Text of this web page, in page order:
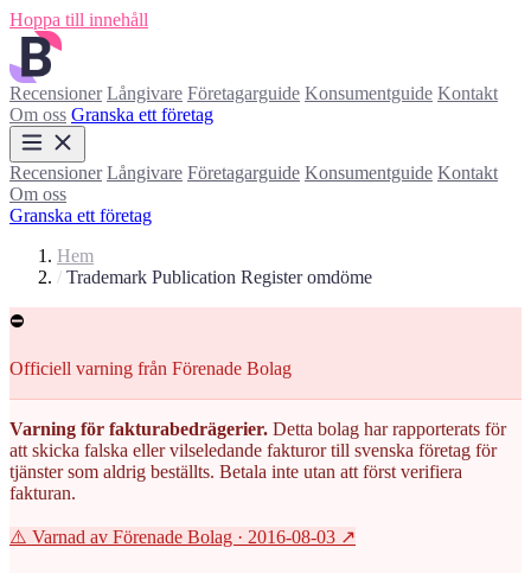
Hoppa till innehåll
Recensioner Långivare Företagarguide Konsumentguide Kontakt
Om oss Granska ett företag
Recensioner Långivare Företagarguide Konsumentguide Kontakt
Om oss
Granska ett företag
Hem
/ Trademark Publication Register omdöme
⛔
Officiell varning från Förenade Bolag
Varning för fakturabedrägerier. Detta bolag har rapporterats för
att skicka falska eller vilseledande fakturor till svenska företag för
tjänster som aldrig beställts. Betala inte utan att först verifiera
fakturan.
⚠️ Varnad av Förenade Bolag · 2016-08-03 ↗